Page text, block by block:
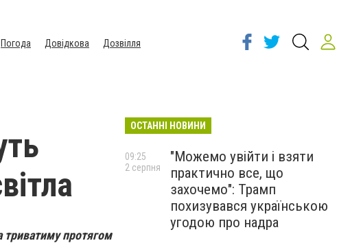
Погода Довідкова
Дозвілля
триватиму протягом
ОСТАННІ НОВИНИ
"Можемо увійти і взяти
практично все, що
захочемо": Трамп
похизувався українською
угодою про надра
09:25
2 серпня